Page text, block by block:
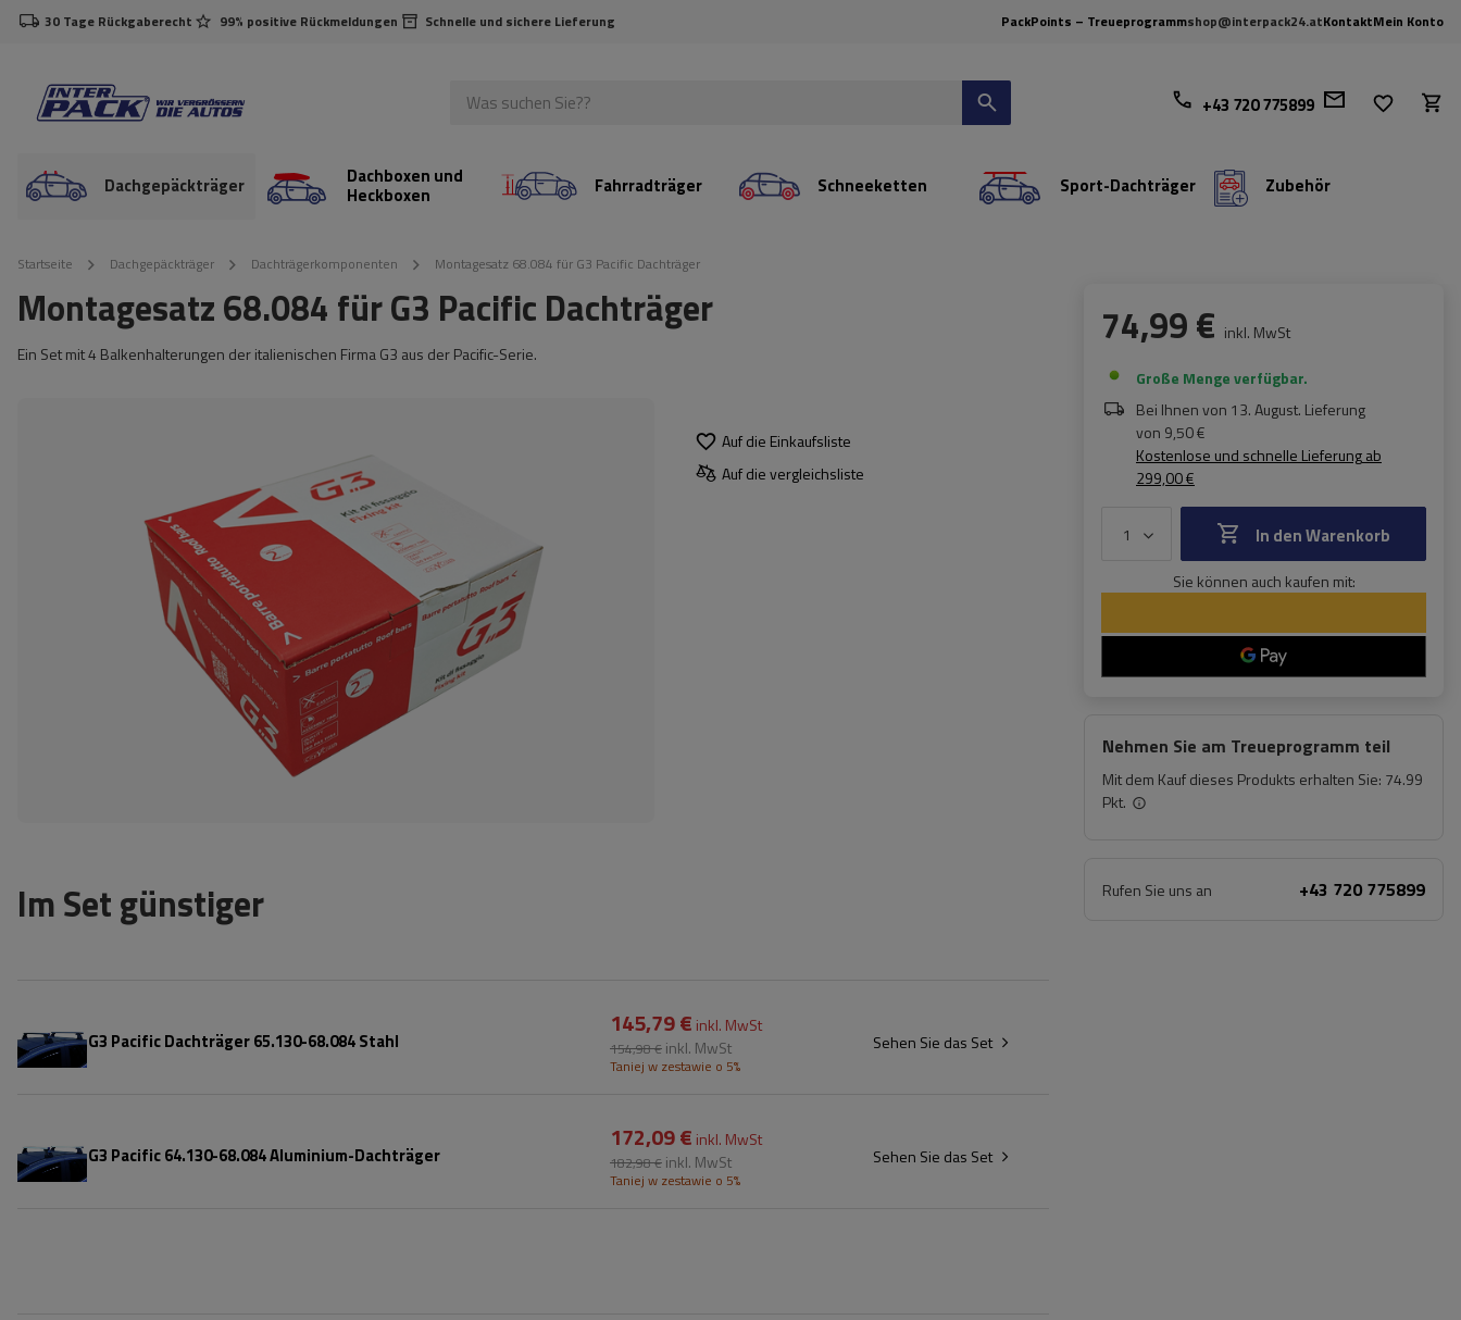
30 Tage Rückgaberecht 99% positive Rückmeldungen Schnelle und sichere Lieferung PackPoints – Treueprogrammshop@interpack24.atKontaktMein Konto
+43 720 775899
Dachgepäckträger Dachboxen und
Heckboxen Fahrradträger Schneeketten Sport-Dachträger Zubehör
Startseite Dachgepäckträger Dachträgerkomponenten Montagesatz 68.084 für G3 Pacific Dachträger
Montagesatz 68.084 für G3 Pacific Dachträger
Ein Set mit 4 Balkenhalterungen der italienischen Firma G3 aus der Pacific-Serie.
Auf die Einkaufsliste
Auf die vergleichsliste
74,99 € inkl. MwSt
Große Menge verfügbar
Bei Ihnen von 13. August. Lieferung
von 9,50 €
Kostenlose und schnelle Lieferungab
299,00 €
In den Warenkorb
Sie können auch kaufen mit:
Nehmen Sie am Treueprogramm teil
Mit dem Kauf dieses Produkts erhalten Sie: 74.99
Pkt.
Rufen Sie uns an +43 720 775899
Im Set günstiger
G3 Pacific Dachträger 65.130-68.084 Stahl
145,79 € inkl. MwSt
154,98 € inkl. MwSt
Taniej w zestawie o 5%
Sehen Sie das Set
G3 Pacific 64.130-68.084 Aluminium-Dachträger
172,09 € inkl. MwSt
182,98 € inkl. MwSt
Taniej w zestawie o 5%
Sehen Sie das Set